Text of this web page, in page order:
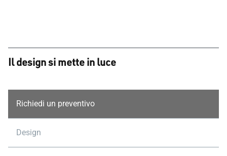
Il design si mette in luce
Richiedi un preventivo
Design